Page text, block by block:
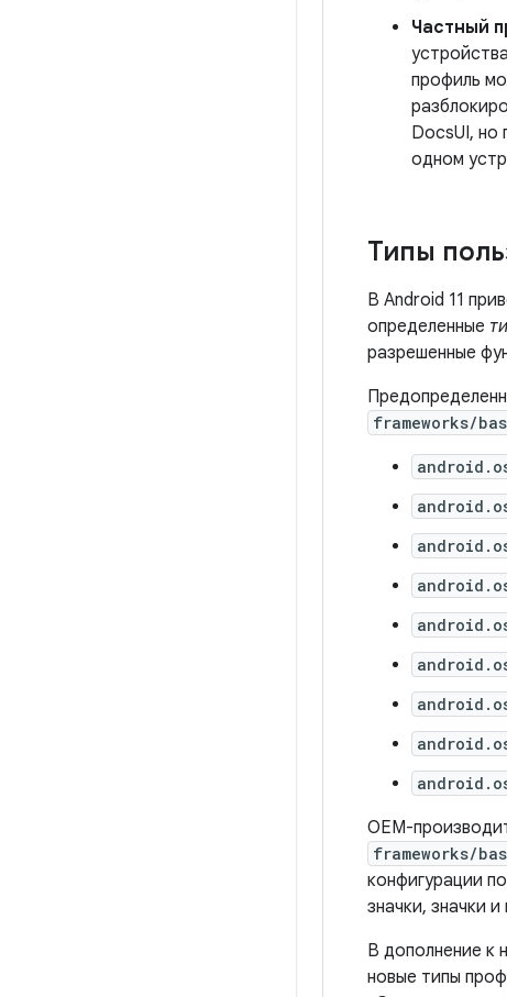
Частный
профиль
DocsUI, но
одном
Типы
В Android 11
определенные
разрешенные
frameworks/
OEM-
frameworks/
конфигурации
значки, значки
В дополнение к
новые типы